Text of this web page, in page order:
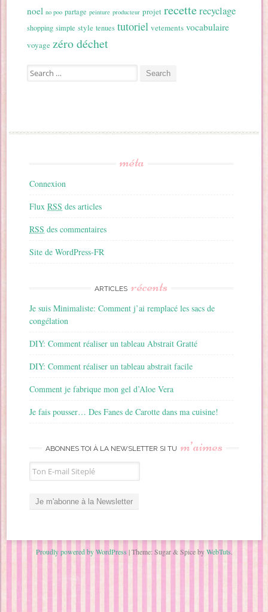
noel no poo partage peinture producteur projet recetterecyclage
shopping simple style tenues tutoriel vetements vocabulaire
voyage zéro déchet
Search for:
méta
Connexion
FluxRSS des articles
RSS des commentaires
Site de WordPress-FR
ARTICLES récents
Je suis Minimaliste: Comment j’ai remplacé les sacs de
congélation
DIY: Comment réaliser un tableau Abstrait Gratté
DIY: Comment réaliser un tableau abstrait facile
Comment je fabrique mon gel d’Aloe Vera
Je fais pousser… Des Fanes de Carotte dans ma cuisine!
ABONNES TOI À LA NEWSLETTER SI TU m’aimes
Proudly powered by WordPress |Theme: Sugar & Spice byWebTuts.